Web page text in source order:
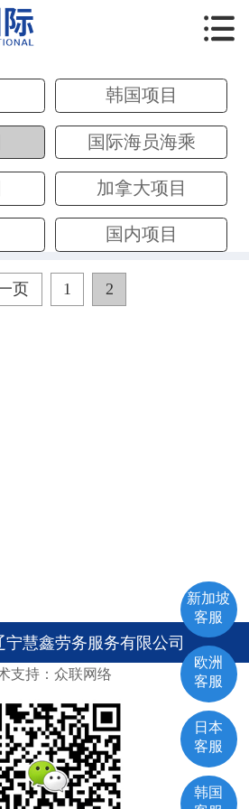

韩国项目
国际海员海乘
加拿大项目
国内项目
页 1 2
宁慧鑫劳务服务有限公司
支持：众联网络
新加坡
客服
欧洲
客服
日本
客服
韩国